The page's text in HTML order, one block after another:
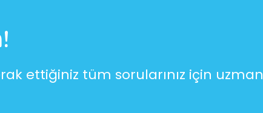
ettiğiniz tüm sorularınız için uzman